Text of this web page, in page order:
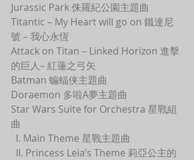
Jurassic Park 侏羅紀公園主題曲
Titantic – My Heart will go on 鐵達尼
號 – 我心永恆
Attack on Titan – Linked Horizon 進擊
的巨人– 紅蓮之弓矢
Batman 蝙蝠侠主題曲
Doraemon 多啦A夢主題曲
Star Wars Suite for Orchestra 星戰組
曲
  I. Main Theme 星戰主題曲